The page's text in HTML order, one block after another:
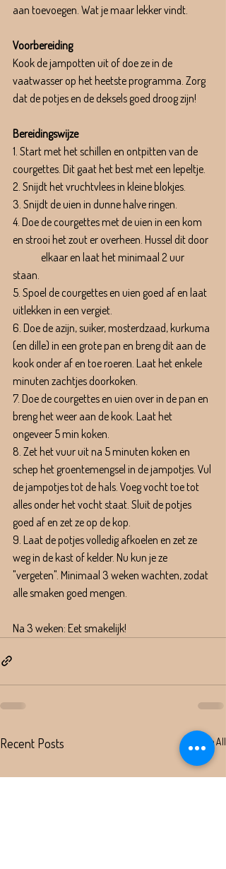
aan toevoegen. Wat je maar lekker vindt.
Voorbereiding
Kook de jampotten uit of doe ze in de
vaatwasser op het heetste programma. Zorg
dat de potjes en de deksels goed droog zijn!
Bereidingswijze
1. Start met het schillen en ontpitten van de
courgettes. Dit gaat het best met een lepeltje.
2. Snijdt het vruchtvlees in kleine blokjes.
3. Snijdt de uien in dunne halve ringen.
4. Doe de courgettes met de uien in een kom
en strooi het zout er overheen. Hussel dit door
staan.
5. Spoel de courgettes en uien goed af en laat
uitlekken in een vergiet.
6. Doe de azijn, suiker, mosterdzaad, kurkuma
(en dille) in een grote pan en breng dit aan de
kook onder af en toe roeren. Laat het enkele
minuten zachtjes doorkoken.
7. Doe de courgettes en uien over in de pan en
breng het weer aan de kook. Laat het
ongeveer 5 min koken.
8. Zet het vuur uit na 5 minuten koken en
schep het groentemengsel in de jampotjes. Vul
de jampotjes tot de hals. Voeg vocht toe tot
alles onder het vocht staat. Sluit de potjes
goed af en zet ze op de kop.
9. Laat de potjes volledig afkoelen en zet ze
weg in de kast of kelder. Nu kun je ze
"vergeten". Minimaal 3 weken wachten, zodat
alle smaken goed mengen.
Na 3 weken: Eet smakelijk!
Recent Posts See All